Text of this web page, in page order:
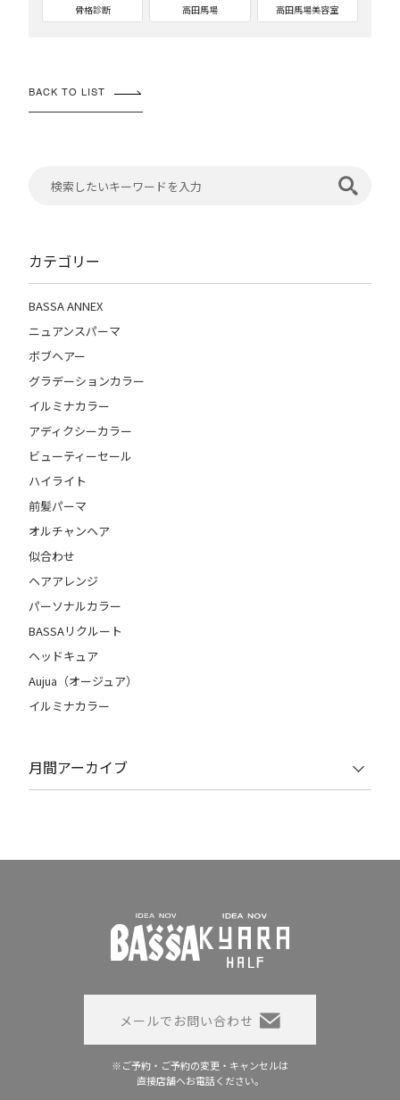
骨格診断 高田馬場 高田馬場美容室
BACK TO LIST
カテゴリー
BASSA ANNEX
ニュアンスパーマ
ボブヘアー
グラデーションカラー
イルミナカラー
アディクシーカラー
ビューティーセール
ハイライト
前髪パーマ
オルチャンヘア
似合わせ
ヘアアレンジ
パーソナルカラー
BASSAリクルート
ヘッドキュア
Aujua（オージュア）
イルミナカラー
月間アーカイブ
メールでお問い合わせ
※ご予約・ご予約の変更・キャンセルは
直接店舗へお電話ください。